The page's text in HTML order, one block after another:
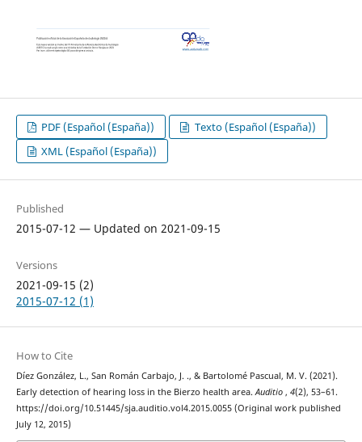
PDF (Español (España))
Texto (Español (España))
XML (Español (España))
Published
2015-07-12 — Updated on 2021-09-15
Versions
2021-09-15 (2)
2015-07-12 (1)
How to Cite
Díez González, L., San Román Carbajo, J. ., & Bartolomé Pascual, M. V. (2021).
Early detection of hearing loss in the Bierzo health area. Auditio , 4(2), 53–61.
https://doi.org/10.51445/sja.auditio.vol4.2015.0055 (Original work published
July 12, 2015)